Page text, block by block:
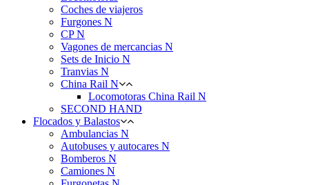
Coches de viajeros
Furgones N
CP N
Vagones de mercancias N
Sets de Inicio N
Tranvias N
China Rail N
Locomotoras China Rail N
SECOND HAND
Flocados y Balastos
Ambulancias N
Autobuses y autocares N
Bomberos N
Camiones N